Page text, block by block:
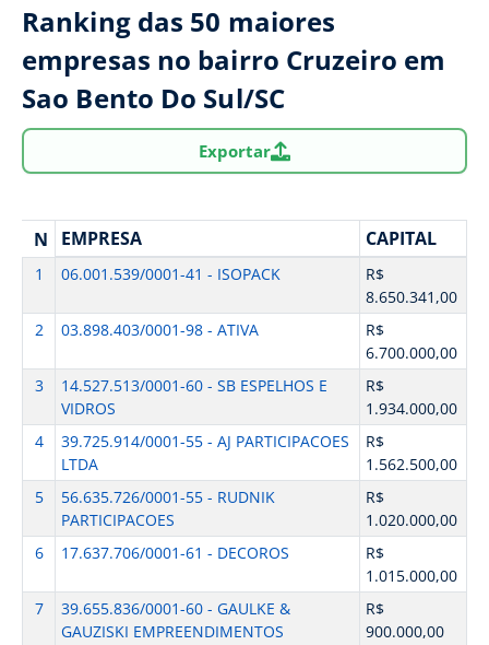
Ranking das 50 maiores
empresas no bairro Cruzeiro em
Sao Bento Do Sul/SC
Exportar
N EMPRESA CAPITAL
1 06.001.539/0001-41 - ISOPACK
R$
8.650.341,00
2
03.898.403/0001-98 - ATIVA
R$
6.700.000,00
3
14.527.513/0001-60 - SB ESPELHOS E
VIDROS
R$
1.934.000,00
4
39.725.914/0001-55 - AJ PARTICIPACOES
LTDA
R$
1.562.500,00
5
56.635.726/0001-55 - RUDNIK
PARTICIPACOES
R$
1.020.000,00
6
17.637.706/0001-61 - DECOROS
R$
1.015.000,00
7
39.655.836/0001-60 - GAULKE &
GAUZISKI EMPREENDIMENTOS
R$
900.000,00